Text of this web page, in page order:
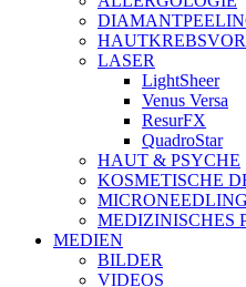
LASER
LightSheer
Venus Versa
ResurFX
QuadroStar
HAUT & PSYCHE
KOSMETISCHE
MICRONEEDLING
MEDIZINISCHES
MEDIEN
BILDER
VIDEOS